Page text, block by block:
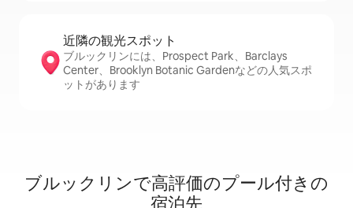
近隣の観光ス⁠ポ⁠ッ⁠ト
ブルックリンには、Prospect Park、Barclays
Center、Brooklyn Botanic Gardenなどの人気スポ
ットがあります
ブルックリンで高評価のプール付きの